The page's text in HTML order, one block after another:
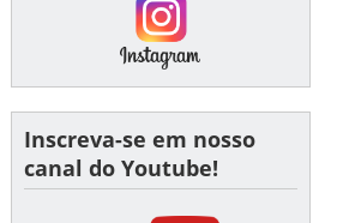
Inscreva-se em nosso
canal do Youtube!